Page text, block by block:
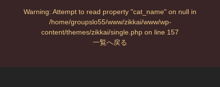
Warning: Attempt to read property "cat_name" on null in
/home/groupslo55/www/zikkai/www/wp-
content/themes/zikkai/single.php on line 157
一覧へ戻る